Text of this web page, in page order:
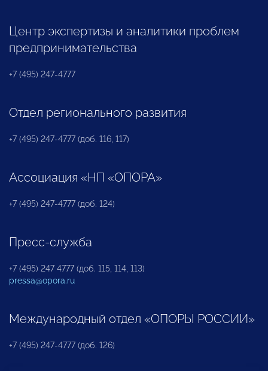
Центр экспертизы и аналитики проблем
предпринимательства
+7 (495) 247-4777
Отдел регионального развития
+7 (495) 247-4777 (доб. 116, 117)
Ассоциация «НП «ОПОРА»
+7 (495) 247-4777 (доб. 124)
Пресс-служба
+7 (495) 247 4777 (доб. 115, 114, 113)
pressa@opora.ru
Международный отдел «ОПОРЫ РОССИИ»
+7 (495) 247-4777 (доб. 126)